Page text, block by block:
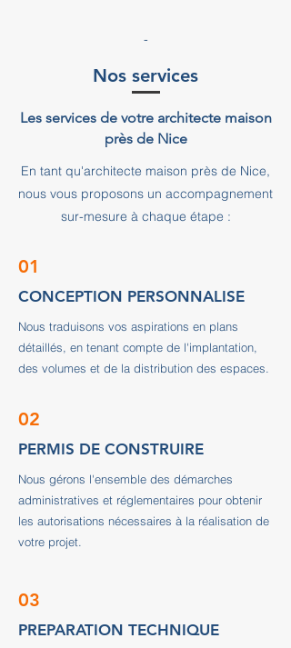
-
Nos services
Les services de votre architecte maison
près de Nice
En tant qu'architecte maison près de Nice,
nous vous proposons un accompagnement
sur-mesure à chaque étape :
01
CONCEPTION PERSONNALISE
Nous traduisons vos aspirations en plans
détaillés, en tenant compte de l'implantation,
des volumes et de la distribution des espaces.
02
PERMIS DE CONSTRUIRE
Nous gérons l'ensemble des démarches
administratives et réglementaires pour obtenir
les autorisations nécessaires à la réalisation de
votre projet.
03
PREPARATION TECHNIQUE